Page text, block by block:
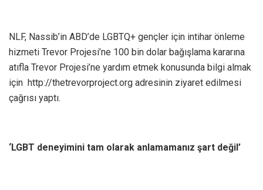
NLF, Nassib’in ABD’de LGBTQ+ gençler için intihar önleme
hizmeti Trevor Projesi’ne 100 bin dolar bağışlama kararına
atıfla Trevor Projesi’ne yardım etmek konusunda bilgi almak
için http://thetrevorproject.org adresinin ziyaret edilmesi
çağrısı yaptı.
‘LGBT deneyimini tam olarak anlamamanız şart değil’